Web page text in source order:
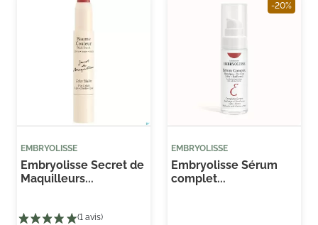
EMBRYOLISSE
Embryolisse Secret de
Maquilleurs...
-20%
EMBRYOLISSE
Embryolisse Sérum
complet...